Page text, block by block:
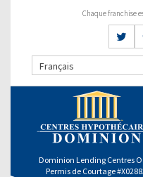
Chaque franchise
Français
Dominion Lending Centres
Permis de Courtage